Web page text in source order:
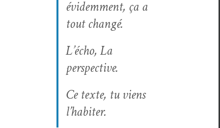
évidem­ment, ça a
tout changé.
L’écho, La
perspective.
Ce texte, tu viens
l’habiter.